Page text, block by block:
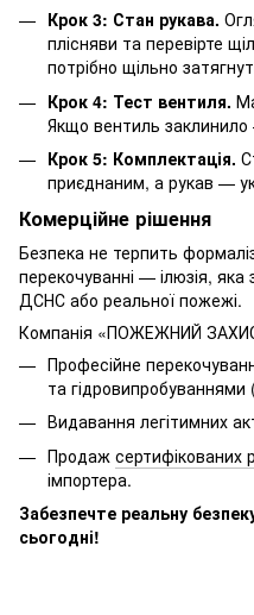
Крок 3: Стан рукава.
плісняви та перевірте
потрібно щільно
Крок 4: Тест вентиля.
Якщо вентиль
Крок 5: Комплектація.
приєднаним, а рукав —
Комерційне рішення
Безпека не терпить
перекочуванні — ілюзія, яка
ДСНС або реальної пожежі.
Компанія «ПОЖЕЖНИЙ
Професійне
та
Видавання легітимних
Продаж сертифікованих
імпортера.
Забезпечте реальну
сьогодні!